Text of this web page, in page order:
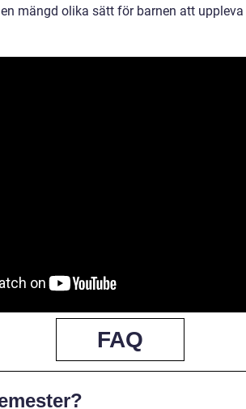
mängd olika sätt för barnen att
FAQ